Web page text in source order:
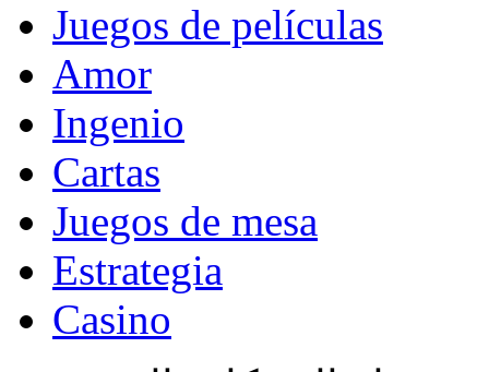
Juegos de películas
Amor
Ingenio
Cartas
Juegos de mesa
Estrategia
Casino